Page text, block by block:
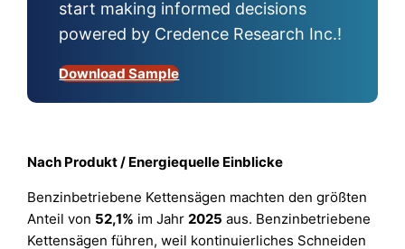
start making informed decisions
powered by Credence Research Inc.!
Download Sample
Nach Produkt / Energiequelle Einblicke
Benzinbetriebene Kettensägen machten den größten
Anteil von 52,1% im Jahr2025 aus. Benzinbetriebene
Kettensägen führen, weil kontinuierliches Schneiden